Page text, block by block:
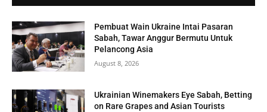
Pembuat Wain Ukraine Intai Pasaran
Sabah, Tawar Anggur Bermutu Untuk
Pelancong Asia
August 8, 2026
Ukrainian Winemakers Eye Sabah, Betting
on Rare Grapes and Asian Tourists